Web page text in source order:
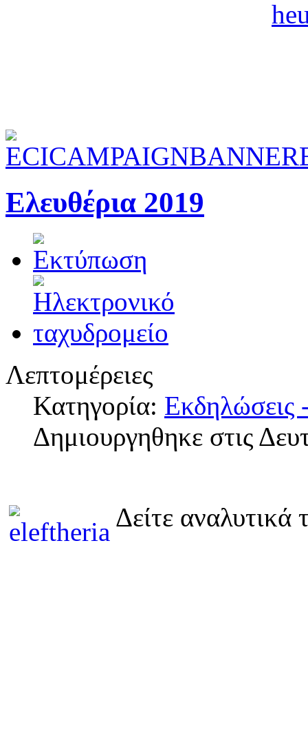
Ελευθέρια 2019
Λεπτομέρειες
Κατηγορία: Εκδηλώσεις
Δημιουργηθηκε στις
Δείτε